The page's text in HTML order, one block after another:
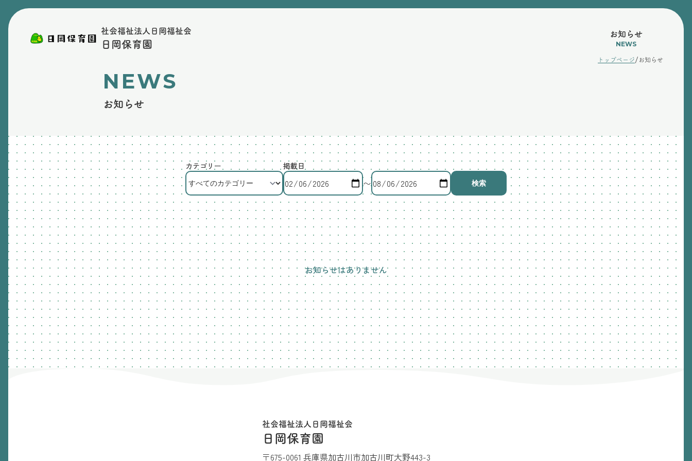
社会福祉法人日岡福祉会
日岡保育園
お知らせ
NEWS
トップページ/ お知らせ
NEWS
お知らせ
カテゴリー 掲載日
〜 検索
お知らせはありません
社会福祉法人日岡福祉会
日岡保育園
〒675-0061 兵庫県加古川市加古川町大野443-3